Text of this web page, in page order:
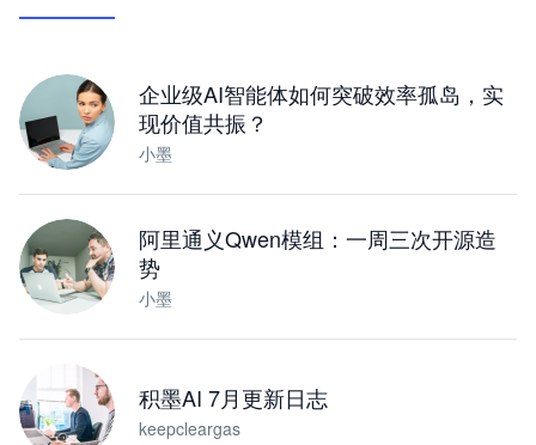
企业级AI智能体如何突破效率孤岛，实
现价值共振？
小墨
阿里通义Qwen模组：一周三次开源造
势
小墨
积墨AI 7月更新日志
keepcleargas